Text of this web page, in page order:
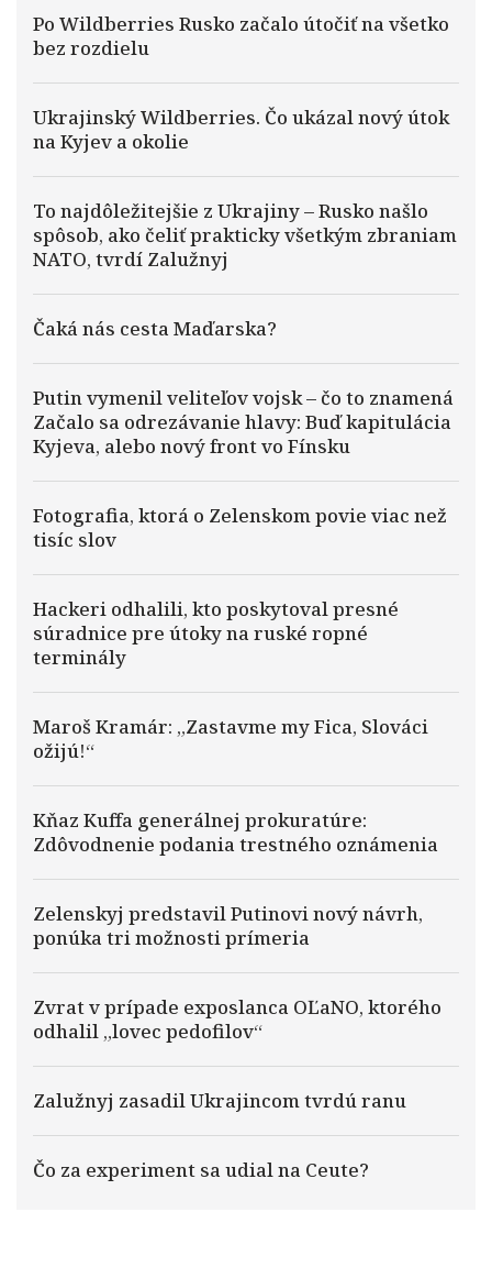
Po Wildberries Rusko začalo útočiť na všetko
bez rozdielu
Ukrajinský Wildberries. Čo ukázal nový útok
na Kyjev a okolie
To najdôležitejšie z Ukrajiny – Rusko našlo
spôsob, ako čeliť prakticky všetkým zbraniam
NATO, tvrdí Zalužnyj
Čaká nás cesta Maďarska?
Putin vymenil veliteľov vojsk – čo to znamená
Začalo sa odrezávanie hlavy: Buď kapitulácia
Kyjeva, alebo nový front vo Fínsku
Fotografia, ktorá o Zelenskom povie viac než
tisíc slov
Hackeri odhalili, kto poskytoval presné
súradnice pre útoky na ruské ropné
terminály
Maroš Kramár: „Zastavme my Fica, Slováci
ožijú!“
Kňaz Kuffa generálnej prokuratúre:
Zdôvodnenie podania trestného oznámenia
Zelenskyj predstavil Putinovi nový návrh,
ponúka tri možnosti prímeria
Zvrat v prípade exposlanca OĽaNO, ktorého
odhalil „lovec pedofilov“
Zalužnyj zasadil Ukrajincom tvrdú ranu
Čo za experiment sa udial na Ceute?